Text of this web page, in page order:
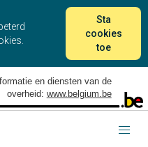
Sta
cookies
toe
en diensten van de
overheid: www.belgium.be